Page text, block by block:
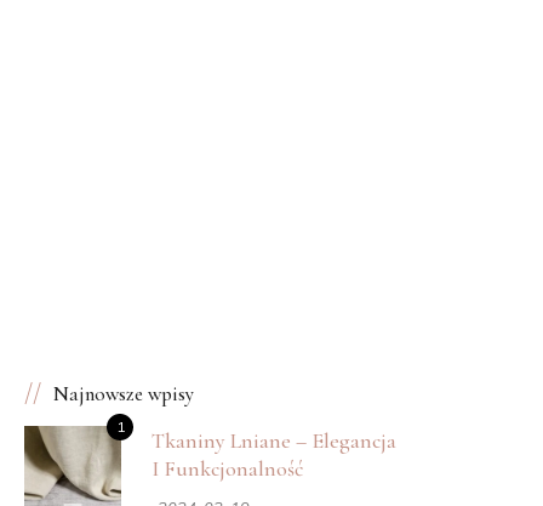
Poprzedni
Poduszki ponad wszystko
IN & OUT – NOWE
OBLICZE TKANIN –
Najnowsze wpisy
1
Tkaniny Lniane – Elegancja
I Funkcjonalność